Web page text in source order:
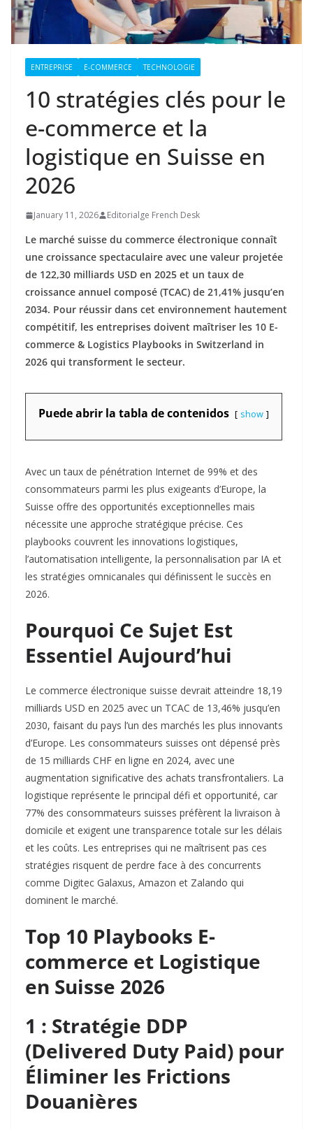
ENTREPRISE E-COMMERCE TECHNOLOGIE
10 stratégies clés pour le
e-commerce et la
logistique en Suisse en
2026
January 11, 2026 Editorialge French Desk
Le marché suisse du commerce électronique connaît
une croissance spectaculaire avec une valeur projetée
de 122,30 milliards USD en 2025 et un taux de
croissance annuel composé (TCAC) de 21,41% jusqu’en
2034. Pour réussir dans cet environnement hautement
compétitif, les entreprises doivent maîtriser les 10 E-
commerce & Logistics Playbooks in Switzerland in
2026 qui transforment le secteur.
Puede abrir la tabla de contenidos show
Avec un taux de pénétration Internet de 99% et des
consommateurs parmi les plus exigeants d’Europe, la
Suisse offre des opportunités exceptionnelles mais
nécessite une approche stratégique précise. Ces
playbooks couvrent les innovations logistiques,
l’automatisation intelligente, la personnalisation par IA et
les stratégies omnicanales qui définissent le succès en
2026.​
Pourquoi Ce Sujet Est
Essentiel Aujourd’hui
Le commerce électronique suisse devrait atteindre 18,19
milliards USD en 2025 avec un TCAC de 13,46% jusqu’en
2030, faisant du pays l’un des marchés les plus innovants
d’Europe. Les consommateurs suisses ont dépensé près
de 15 milliards CHF en ligne en 2024, avec une
augmentation significative des achats transfrontaliers. La
logistique représente le principal défi et opportunité, car
77% des consommateurs suisses préfèrent la livraison à
domicile et exigent une transparence totale sur les délais
et les coûts. Les entreprises qui ne maîtrisent pas ces
stratégies risquent de perdre face à des concurrents
comme Digitec Galaxus, Amazon et Zalando qui
dominent le marché.​
Top 10 Playbooks E-
commerce et Logistique
en Suisse 2026
1 : Stratégie DDP
(Delivered Duty Paid) pour
Éliminer les Frictions
Douanières